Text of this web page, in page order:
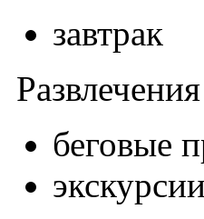
завтрак
Развлечения
беговые
экскурсии